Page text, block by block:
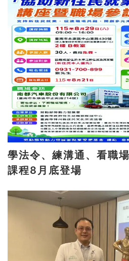
學法令、練溝通、看職
課程8月底登場